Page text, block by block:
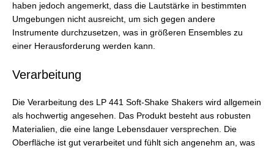
haben jedoch angemerkt, dass die Lautstärke in bestimmten
Umgebungen nicht ausreicht, um sich gegen andere
Instrumente durchzusetzen, was in größeren Ensembles zu
einer Herausforderung werden kann.
Verarbeitung
Die Verarbeitung des LP 441 Soft-Shake Shakers wird allgemein
als hochwertig angesehen. Das Produkt besteht aus robusten
Materialien, die eine lange Lebensdauer versprechen. Die
Oberfläche ist gut verarbeitet und fühlt sich angenehm an, was